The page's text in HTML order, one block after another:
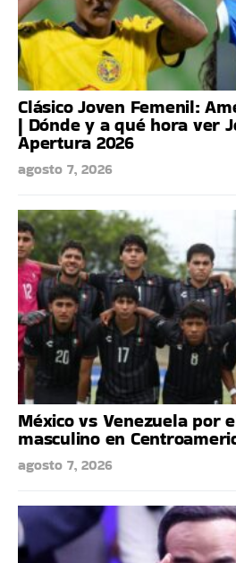
Clásico Joven Femenil:
| Dónde y a qué hora ver
Apertura 2026
agosto 7, 2026
México vs Venezuela por
masculino en
agosto 7, 2026